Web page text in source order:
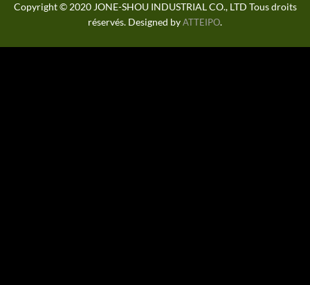
Copyright © 2020 JONE-SHOU INDUSTRIAL CO., LTD Tous droits
réservés. Designed byATTEIPO.